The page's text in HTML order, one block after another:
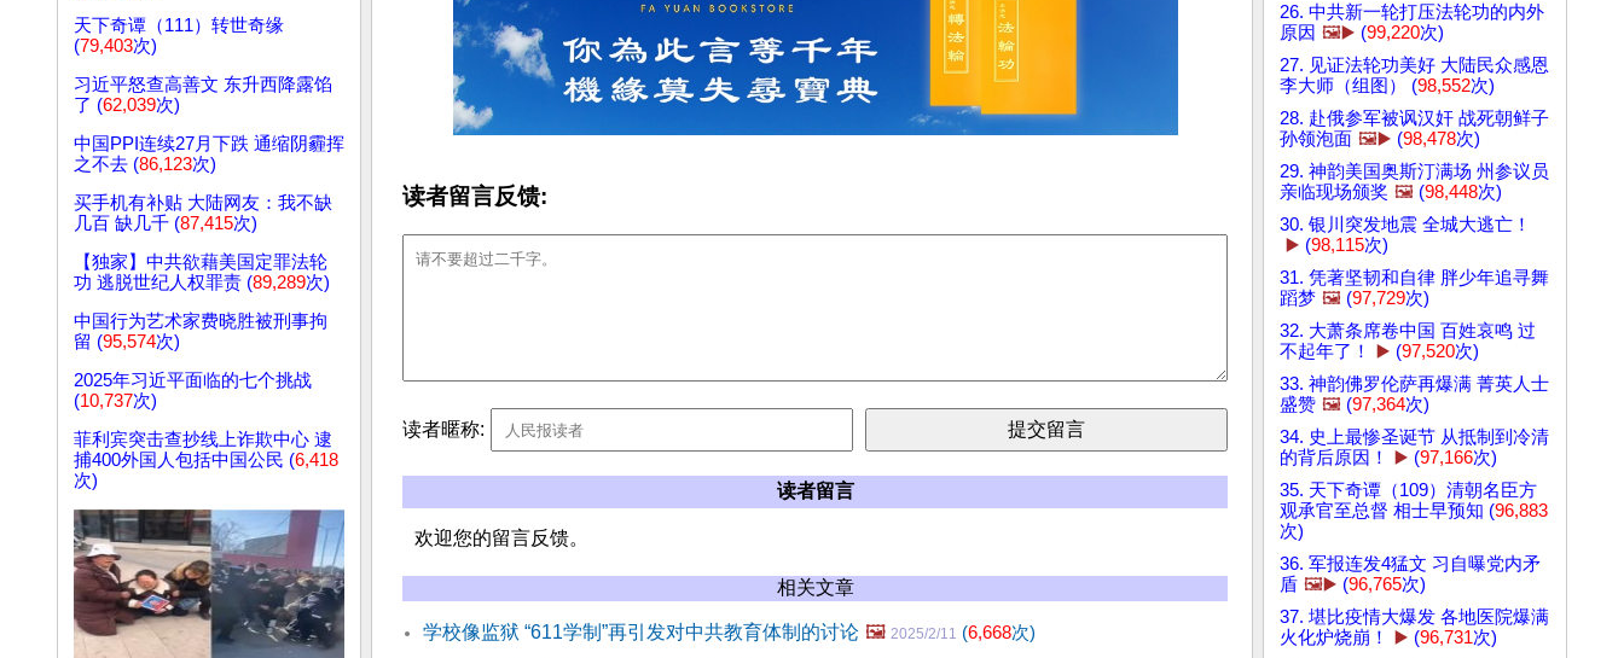
天下奇谭（111）转世奇缘
(79,403次)
习近平怒查高善文 东升西降露馅
了 (62,039次)
中国PPI连续27月下跌 通缩阴霾挥
之不去 (86,123次)
买手机有补贴 大陆网友：我不缺
几百 缺几千 (87,415次)
【独家】中共欲藉美国定罪法轮
功 逃脱世纪人权罪责 (89,289次)
中国行为艺术家费晓胜被刑事拘
留 (95,574次)
2025年习近平面临的七个挑战
(10,737次)
菲利宾突击查抄线上诈欺中心 逮
捕400外国人包括中国公民 (6,418
次)
读者留言反馈:
读者暱称:
读者留言
欢迎您的留言反馈。
相关文章
学校像监狱 “611学制”再引发对中共教育体制的讨论 🖼️ 2025/2/11 (6,668次)
26. 中共新一轮打压法轮功的内外
原因 🖼️▶️ (99,220次)
27. 见证法轮功美好 大陆民众感恩
李大师（组图） (98,552次)
28. 赴俄参军被讽汉奸 战死朝鲜子
孙领泡面 🖼️▶️ (98,478次)
29. 神韵美国奥斯汀满场 州参议员
亲临现场颁奖 🖼️ (98,448次)
30. 银川突发地震 全城大逃亡！
▶️ (98,115次)
31. 凭著坚韧和自律 胖少年追寻舞
蹈梦 🖼️ (97,729次)
32. 大萧条席卷中国 百姓哀鸣 过
不起年了！
▶️ (97,520次)
33. 神韵佛罗伦萨再爆满 菁英人士
盛赞 🖼️ (97,364次)
34. 史上最惨圣诞节 从抵制到冷清
的背后原因！
▶️ (97,166次)
35. 天下奇谭（109）清朝名臣方
观承官至总督 相士早预知 (96,883
次)
36. 军报连发4猛文 习自曝党内矛
盾 🖼️▶️ (96,765次)
37. 堪比疫情大爆发 各地医院爆满
火化炉烧崩！
▶️ (96,731次)